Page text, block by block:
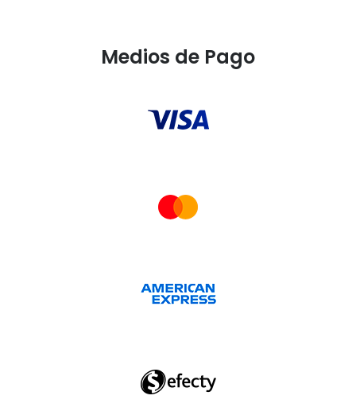
Medios de Pago